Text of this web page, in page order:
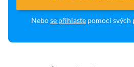
Nebose přihlaste pomocí svých